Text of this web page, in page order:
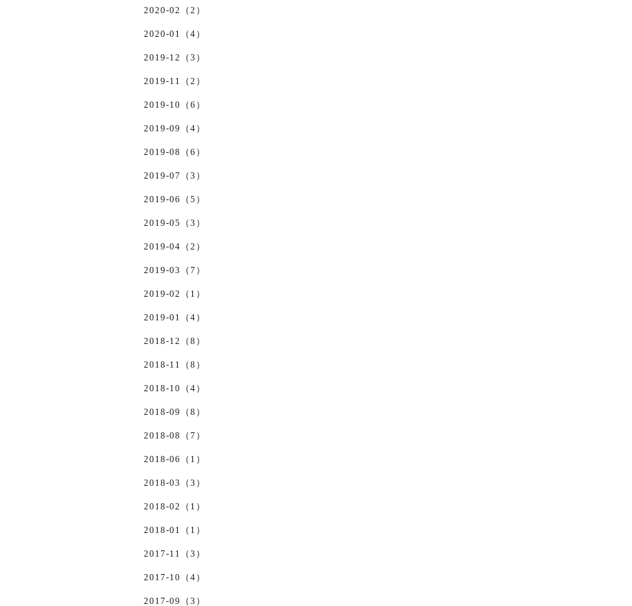
2020-02（2）
2020-01（4）
2019-12（3）
2019-11（2）
2019-10（6）
2019-09（4）
2019-08（6）
2019-07（3）
2019-06（5）
2019-05（3）
2019-04（2）
2019-03（7）
2019-02（1）
2019-01（4）
2018-12（8）
2018-11（8）
2018-10（4）
2018-09（8）
2018-08（7）
2018-06（1）
2018-03（3）
2018-02（1）
2018-01（1）
2017-11（3）
2017-10（4）
2017-09（3）